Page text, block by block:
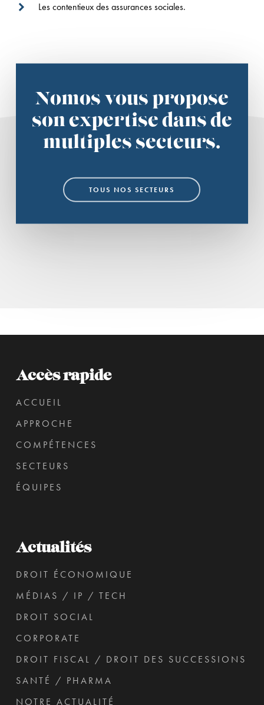
Les contentieux des assurances sociales.
Nomos vous propose
son expertise dans de
multiples secteurs.
TOUS NOS SECTEURS
Accès rapide
ACCUEIL
APPROCHE
COMPÉTENCES
SECTEURS
ÉQUIPES
Actualités
DROIT ÉCONOMIQUE
MÉDIAS / IP / TECH
DROIT SOCIAL
CORPORATE
DROIT FISCAL / DROIT DES SUCCESSIONS
SANTÉ / PHARMA
NOTRE ACTUALITÉ